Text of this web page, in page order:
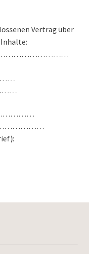
Vertrag über